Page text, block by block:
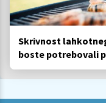
Skrivnost
boste potrebovali